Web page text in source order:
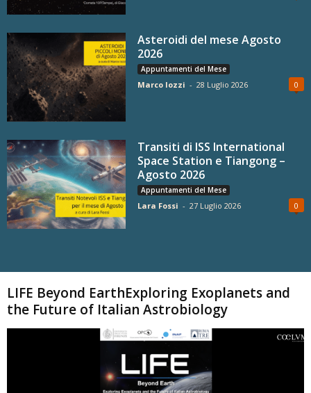
Asteroidi del mese Agosto
2026
Appuntamenti del Mese
Marco Iozzi - 28 Luglio 2026 0
Transiti di ISS International
Space Station e Tiangong –
Agosto 2026
Appuntamenti del Mese
Lara Fossi - 27 Luglio 2026 0
LIFE Beyond EarthExploring Exoplanets and
the Future of Italian Astrobiology